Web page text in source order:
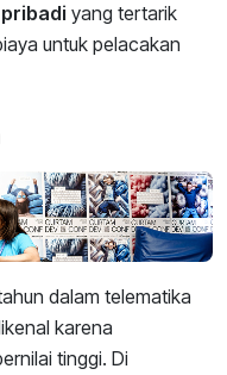
yang tertarik
untuk pelacakan
dalam telematika
karena
tinggi. Di